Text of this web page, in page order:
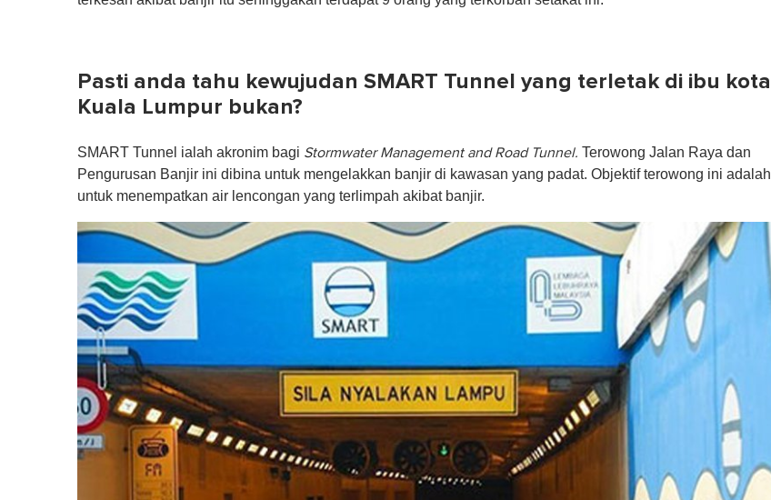
Pasti anda tahu kewujudan SMART Tunnel yang terletak di ibu kota
Kuala Lumpur bukan?
SMART Tunnel ialah akronim bagi Stormwater Management and Road Tunnel. Terowong Jalan Raya dan
Pengurusan Banjir ini dibina untuk mengelakkan banjir di kawasan yang padat. Objektif terowong ini adalah
untuk menempatkan air lencongan yang terlimpah akibat banjir.